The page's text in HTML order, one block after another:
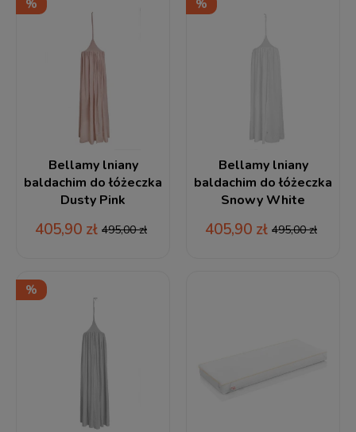
Bellamy lniany
baldachim do łóżeczka
Dusty Pink
405,90 zł 495,00 zł
Bellamy lniany
baldachim do łóżeczka
Snowy White
405,90 zł 495,00 zł